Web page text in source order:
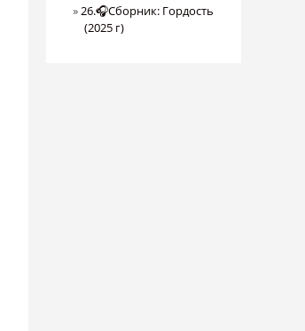
26.🎧Сборник: Гордость
(2025 г)